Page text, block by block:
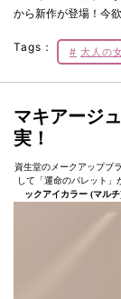
から新作が登場！今
Tags： 大人の
マキアージ
実！
資生堂のメークアップブ
して「運命のパレット」
ックアイカラー (マルチ)